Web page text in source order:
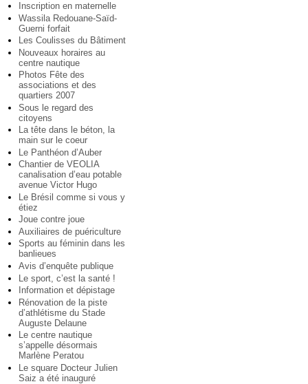
Inscription en maternelle
Wassila Redouane-Saïd-
Guerni forfait
Les Coulisses du Bâtiment
Nouveaux horaires au
centre nautique
Photos Fête des
associations et des
quartiers 2007
Sous le regard des
citoyens
La tête dans le béton, la
main sur le coeur
Le Panthéon d’Auber
Chantier de VEOLIA
canalisation d’eau potable
avenue Victor Hugo
Le Brésil comme si vous y
étiez
Joue contre joue
Auxiliaires de puériculture
Sports au féminin dans les
banlieues
Avis d’enquête publique
Le sport, c’est la santé !
Information et dépistage
Rénovation de la piste
d’athlétisme du Stade
Auguste Delaune
Le centre nautique
s’appelle désormais
Marlène Peratou
Le square Docteur Julien
Saiz a été inauguré